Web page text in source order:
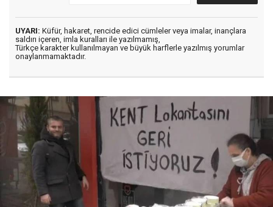
UYARI: Küfür, hakaret, rencide edici cümleler veya imalar, inançlara
saldırı içeren, imla kuralları ile yazılmamış,
Türkçe karakter kullanılmayan ve büyük harflerle yazılmış yorumlar
onaylanmamaktadır.